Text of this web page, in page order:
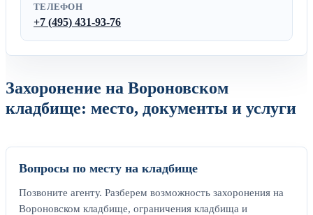
ТЕЛЕФОН
+7 (495) 431-93-76
Захоронение на Вороновском
кладбище: место, документы и услуги
Вопросы по месту на кладбище
Позвоните агенту. Разберем возможность захоронения на
Вороновском кладбище, ограничения кладбища и